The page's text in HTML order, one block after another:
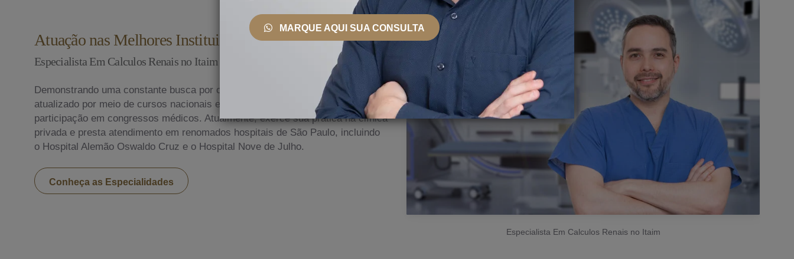
Atuação nas Melhores Instituições do País e Exterior
Especialista Em Calculos Renais no Itaim
Demonstrando uma constante busca por conhecimento, ele se mantém
atualizado por meio de cursos nacionais e internacionais, bem como
participação em congressos médicos. Atualmente, exerce sua prática na clínica
privada e presta atendimento em renomados hospitais de São Paulo, incluindo
o Hospital Alemão Oswaldo Cruz e o Hospital Nove de Julho.
Conheça as Especialidades
Especialista Em Calculos Renais no Itaim
MARQUE AQUI SUA CONSULTA